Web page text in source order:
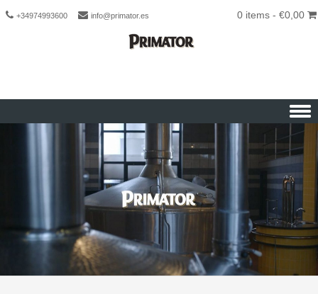
+34974993600 info@primator.es 0 items - €0,00